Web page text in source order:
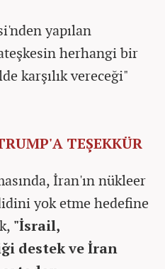
yapılan
herhangi bir
karşılık vereceği"
TEŞEKKÜR
İran'ın nükleer
yok etme hedefine
"İsrail,
destek ve İran